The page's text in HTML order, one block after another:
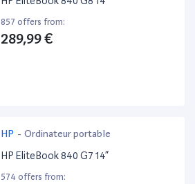
857 offers from:
289,99 €
HP - Ordinateur portable
HP EliteBook 840 G7 14”
574 offers from: